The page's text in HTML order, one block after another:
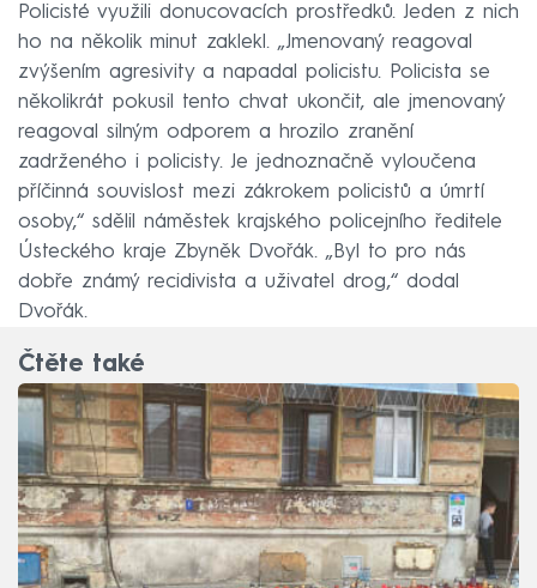
Policisté využili donucovacích prostředků. Jeden z nich
ho na několik minut zaklekl. „Jmenovaný reagoval
zvýšením agresivity a napadal policistu. Policista se
několikrát pokusil tento chvat ukončit, ale jmenovaný
reagoval silným odporem a hrozilo zranění
zadrženého i policisty. Je jednoznačně vyloučena
příčinná souvislost mezi zákrokem policistů a úmrtí
osoby,“ sdělil náměstek krajského policejního ředitele
Ústeckého kraje Zbyněk Dvořák. „Byl to pro nás
dobře známý recidivista a uživatel drog,“ dodal
Dvořák.
Čtěte také